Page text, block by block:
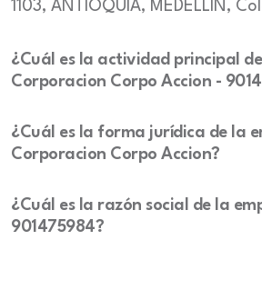
1103, ANTIOQUIA, MEDELLIN,
¿Cuál es la actividad principal
Corporacion Corpo Accion -
¿Cuál es la forma jurídica de la
Corporacion Corpo Accion?
¿Cuál es la razón social de la
901475984?